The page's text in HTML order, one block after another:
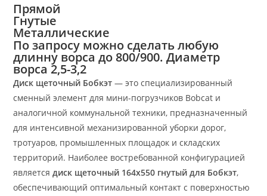
Прямой
Гнутые
Металлические
По запросу можно сделать любую
длинну ворса до 800/900. Диаметр
ворса 2,5-3,2
Диск щеточный Бобкэт — это специализированный
сменный элемент для мини-погрузчиков Bobcat и
аналогичной коммунальной техники, предназначенный
для интенсивной механизированной уборки дорог,
тротуаров, промышленных площадок и складских
территорий. Наиболее востребованной конфигурацией
являетсядиск щеточный 164х550 гнутый для Бобкэт,
обеспечивающий оптимальный контакт с поверхностью